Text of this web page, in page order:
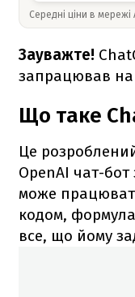
Середні ціни в
Зауважте!
запрацював на
Що таке
Це
OpenAI чат-бот
може
кодом,
все, що йому